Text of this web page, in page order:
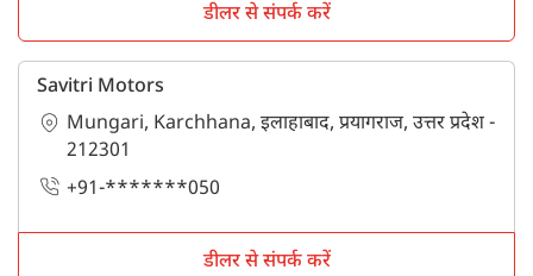
डीलर से संपर्क करें
Savitri Motors
Mungari, Karchhana, इलाहाबाद, प्रयागराज, उत्तर प्रदेश -
212301
+91-*******050
डीलर से संपर्क करें